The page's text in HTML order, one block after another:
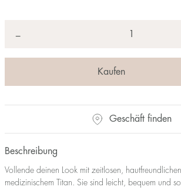
−
Geschäft finden
Beschreibung
Vollende deinen Look mit zeitlosen,
medizinischem Titan. Sie sind leicht, bequem und